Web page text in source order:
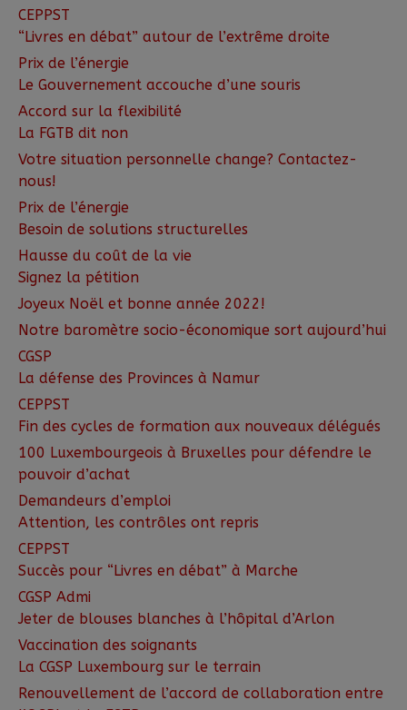
CEPPST
“Livres en débat” autour de l’extrême droite
Prix de l’énergie
Le Gouvernement accouche d’une souris
Accord sur la flexibilité
La FGTB dit non
Votre situation personnelle change? Contactez-
nous!
Prix de l’énergie
Besoin de solutions structurelles
Hausse du coût de la vie
Signez la pétition
Joyeux Noël et bonne année 2022!
Notre baromètre socio-économique sort aujourd’hui
CGSP
La défense des Provinces à Namur
CEPPST
Fin des cycles de formation aux nouveaux délégués
100 Luxembourgeois à Bruxelles pour défendre le
pouvoir d’achat
Demandeurs d’emploi
Attention, les contrôles ont repris
CEPPST
Succès pour “Livres en débat” à Marche
CGSP Admi
Jeter de blouses blanches à l’hôpital d’Arlon
Vaccination des soignants
La CGSP Luxembourg sur le terrain
Renouvellement de l’accord de collaboration entre